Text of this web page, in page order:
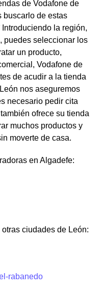
de Vodafone de
buscarlo de estas
la región,
puedes seleccionar los
un producto,
Vodafone de
de acudir a la tienda
nos aseguremos
necesario pedir cita
ofrece su tienda
muchos productos y
moverte de casa.
en Algadefe:
ciudades de León:
rabanedo